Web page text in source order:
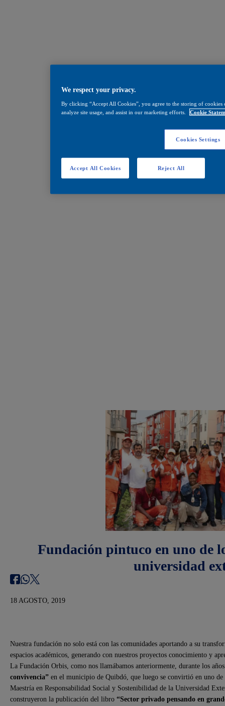
Fundación pintuco en uno de
universidad
18 AGOSTO, 2019
Nuestra fundación no solo está con las comunidades aportando a su
espacios académicos, generando con nuestros proyectos conocimiento y
La Fundación Orbis, como nos llamábamos anteriormente, durante los
convivencia” en el municipio de Quibdó, que luego se convirtió en uno
Maestría en Responsabilidad Social y Sostenibilidad de la Universidad
construyeron la publicación del libro “Sector privado pensando en
We respect your privacy.
By clicking “Accept All Cookies”, you agree to the storing of
analyze site usage, and assist in our marketing efforts.
Cookie
Cookies Settings
Reject All
Accept All Cookies